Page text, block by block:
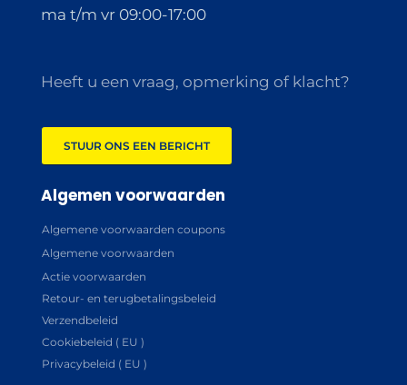
ma t/m vr 09:00-17:00
Heeft u een vraag, opmerking of klacht?
STUUR ONS EEN BERICHT
Algemen voorwaarden
Algemene voorwaarden coupons
Algemene voorwaarden
Actie voorwaarden
Retour- en terugbetalingsbeleid
Verzendbeleid
Cookiebeleid ( EU )
Privacybeleid ( EU )